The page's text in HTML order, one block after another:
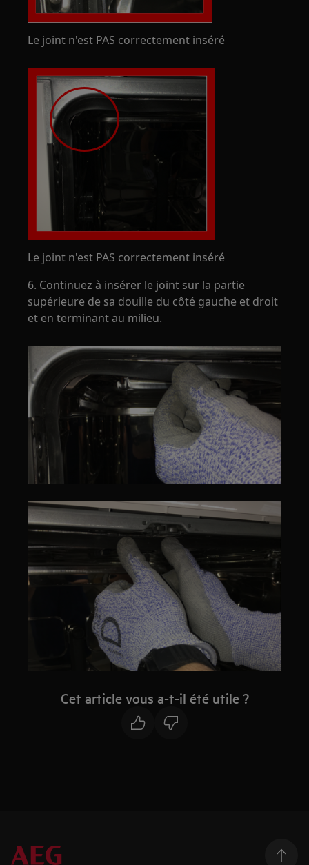
Le joint n'est PAS correctement inséré
Le joint n'est PAS correctement inséré
6. Continuez à insérer le joint sur la partie
supérieure de sa douille du côté gauche et droit
et en terminant au milieu.
Cet article vous a-t-il été utile ?